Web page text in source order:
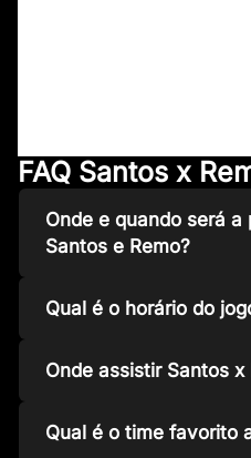
FAQ Santos x
Onde e quando será a
Santos e Remo?
Qual é o horário do
Onde assistir Santos x
Qual é o time favorito